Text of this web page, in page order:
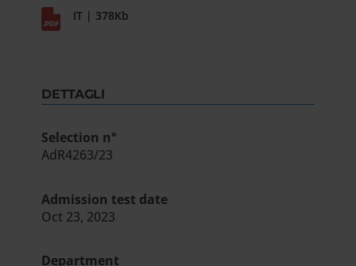
IT | 378Kb
DETTAGLI
Selection n°
AdR4263/23
Admission test date
Oct 23, 2023
Department